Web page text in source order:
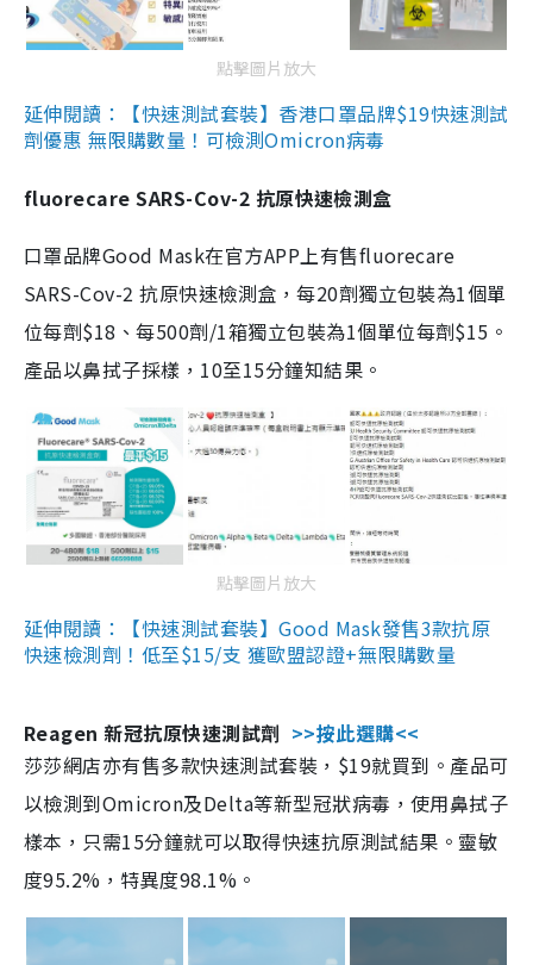
點擊圖片放大
延伸閱讀：【快速測試套裝】香港口罩品牌$19快速測試
劑優惠 無限購數量！可檢測Omicron病毒
fluorecare SARS-Cov-2 抗原快速檢測盒
口罩品牌Good Mask在官方APP上有售fluorecare
SARS-Cov-2 抗原快速檢測盒，每20劑獨立包裝為1個單
位每劑$18、每500劑/1箱獨立包裝為1個單位每劑$15。
產品以鼻拭子採樣，10至15分鐘知結果。
點擊圖片放大
延伸閱讀：【快速測試套裝】Good Mask發售3款抗原
快速檢測劑！低至$15/支 獲歐盟認證+無限購數量
Reagen 新冠抗原快速測試劑 >>按此選購<<
莎莎網店亦有售多款快速測試套裝，$19就買到。產品可
以檢測到Omicron及Delta等新型冠狀病毒，使用鼻拭子
樣本，只需15分鐘就可以取得快速抗原測試結果。靈敏
度95.2%，特異度98.1%。